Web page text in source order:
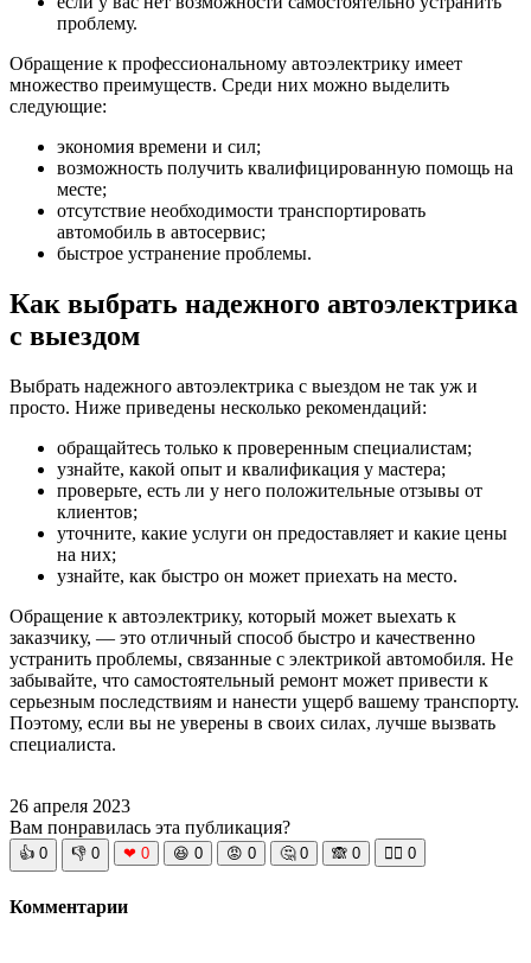
проблему.
Обращение к профессиональному автоэлектрику имеет
множество преимуществ. Среди них можно выделить
следующие:
экономия времени и сил;
возможность получить квалифицированную помощь на
месте;
отсутствие необходимости транспортировать
автомобиль в автосервис;
быстрое устранение проблемы.
Как выбрать надежного автоэлектрика
с выездом
Выбрать надежного автоэлектрика с выездом не так уж и
просто. Ниже приведены несколько рекомендаций:
обращайтесь только к проверенным специалистам;
узнайте, какой опыт и квалификация у мастера;
проверьте, есть ли у него положительные отзывы от
клиентов;
уточните, какие услуги он предоставляет и какие цены
на них;
узнайте, как быстро он может приехать на место.
Обращение к автоэлектрику, который может выехать к
заказчику, — это отличный способ быстро и качественно
устранить проблемы, связанные с электрикой автомобиля. Не
забывайте, что самостоятельный ремонт может привести к
серьезным последствиям и нанести ущерб вашему транспорту.
Поэтому, если вы не уверены в своих силах, лучше вызвать
специалиста.
26 апреля 2023
Вам понравилась эта публикация?
👍 0 👎 0 ❤ 0 😆 0 😡 0 🤔 0 🙈 0 🧘‍♀️ 0
Комментарии